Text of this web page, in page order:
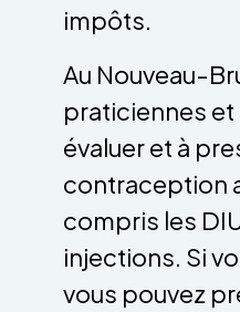
impôts.
Au Nouveau-
praticiennes
évaluer et à
contraception
compris les
injections. Si
vous pouvez